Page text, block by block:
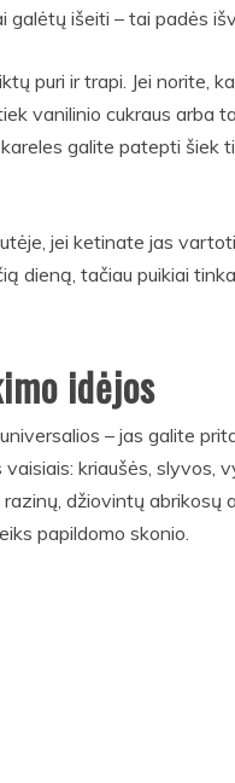
galėtų išeiti – tai padės
puri ir trapi. Jei norite,
vanilinio cukraus arba
galite patepti šiek
jei ketinate jas
dieną, tačiau puikiai
idėjos
– jas galite
kriaušės, slyvos,
džiovintų abrikosų
papildomo skonio.